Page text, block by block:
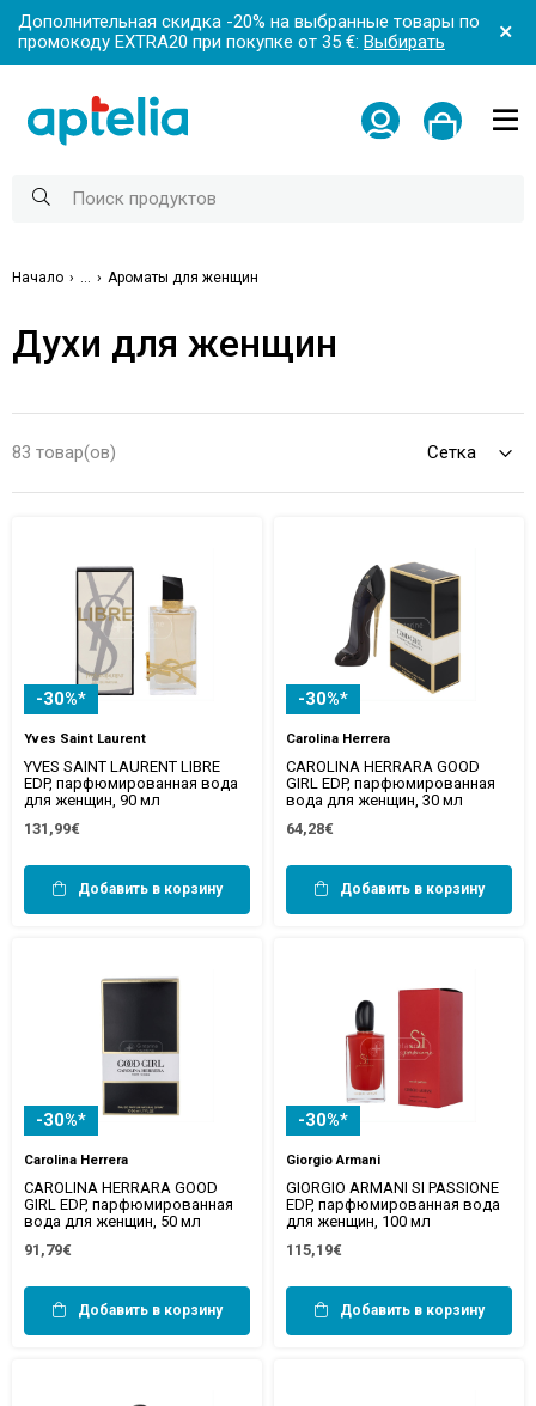
Дополнительная скидка -20% на выбранные товары по
промокоду EXTRA20 при покупке от 35 €: Выбирать
Начало Ароматы для женщин
Духи для женщин
83 товар(ов)
-30%*
Yves Saint Laurent
YVES SAINT LAURENT LIBRE
EDP, парфюмированная вода
для женщин, 90 мл
131,99€
Добавить в корзину
-30%*
Carolina Herrera
CAROLINA HERRARA GOOD
GIRL EDP, парфюмированная
вода для женщин, 30 мл
64,28€
Добавить в корзину
-30%*
Carolina Herrera
CAROLINA HERRARA GOOD
GIRL EDP, парфюмированная
вода для женщин, 50 мл
91,79€
Добавить в корзину
-30%*
Giorgio Armani
GIORGIO ARMANI SI PASSIONE
EDP, парфюмированная вода
для женщин, 100 мл
115,19€
Добавить в корзину